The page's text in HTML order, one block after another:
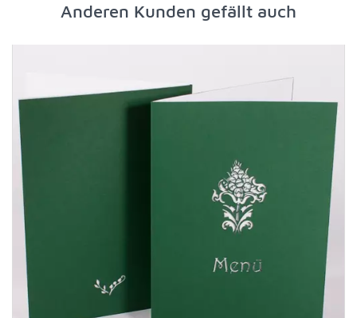
Anderen Kunden gefällt auch